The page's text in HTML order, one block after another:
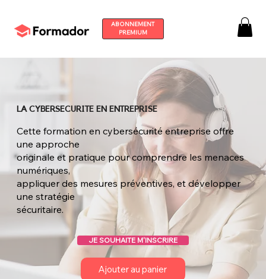
ABONNEMENT
PREMIUM
LA CYBERSECURITE EN ENTREPRISE
Cette formation en cybersécurité entreprise offre
une approche
originale et pratique pour comprendre les menaces
numériques,
appliquer des mesures préventives, et développer
une stratégie
sécuritaire.
JE SOUHAITE M'INSCRIRE
Ajouter au panier